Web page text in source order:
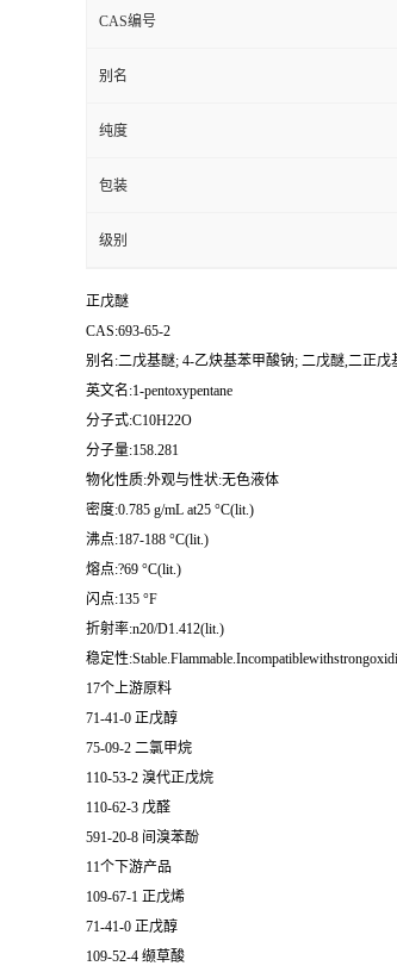
CAS编号
别名
纯度
包装
级别
正戊醚
CAS:693-65-2
别名:二戊基醚; 4-乙炔基苯甲酸钠; 二戊醚,二正戊
英文名:1-pentoxypentane
分子式:C10H22O
分子量:158.281
物化性质:外观与性状:无色液体
密度:0.785 g/mL at25 °C(lit.)
沸点:187-188 °C(lit.)
熔点:?69 °C(lit.)
闪点:135 °F
折射率:n20/D1.412(lit.)
稳定性
17个上游原料
71-41-0 正戊醇
75-09-2 二氯甲烷
110-53-2 溴代正戊烷
110-62-3 戊醛
591-20-8 间溴苯酚
11个下游产品
109-67-1 正戊烯
71-41-0 正戊醇
109-52-4 缬草酸